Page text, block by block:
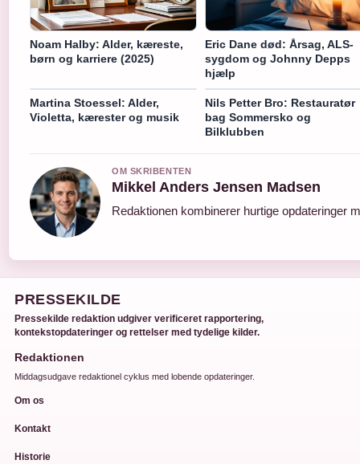
Noam Halby: Alder, kæreste,
børn og karriere (2025)
Eric Dane død: Årsag, ALS-
sygdom og Johnny Depps
hjælp
Martina Stoessel: Alder,
Violetta, kærester og musik
Nils Petter Bro: Restauratør
bag Sommersko og
Bilklubben
OM SKRIBENTEN
Mikkel Anders Jensen Madsen
Redaktionen kombinerer hurtige opdateringer
PRESSEKILDE
Pressekilde redaktion udgiver verificeret rapportering,
kontekstopdateringer og rettelser med tydelige kilder.
Redaktionen
Middagsudgave redaktionel cyklus med lobende opdateringer.
Om os
Kontakt
Historie